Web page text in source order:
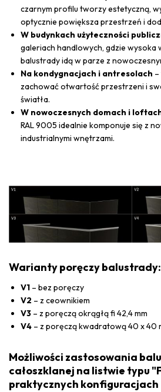
czarnym profilu tworzy estetyczną,
optycznie powiększa przestrzeń i
W budynkach użyteczności
galeriach handlowych, gdzie wysoka
balustrady idą w parze z
Na kondygnacjach i antresolach
zachować otwartość przestrzeni i
światła.
W nowoczesnych domach i
RAL 9005 idealnie komponuje się z
industrialnymi wnętrzami.
Warianty poręczy balustrady:
V1 – bez poręczy
V2 – z ceownikiem
V3 – z poręczą okrągłą fi 42,4 mm
V4 – z poręczą kwadratową 40 x 40
Możliwości zastosowania
całoszklanej na listwie typu
praktycznych konfiguracjach